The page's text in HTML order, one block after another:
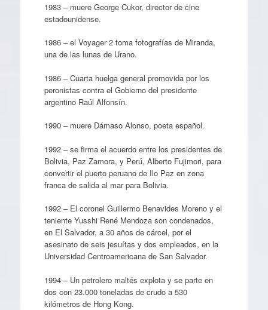
1983 – muere George Cukor, director de cine
estadounidense.
1986 – el Voyager 2 toma fotografías de Miranda,
una de las lunas de Urano.
1986 – Cuarta huelga general promovida por los
peronistas contra el Gobierno del presidente
argentino Raúl Alfonsín.
1990 – muere Dámaso Alonso, poeta español.
1992 – se firma el acuerdo entre los presidentes de
Bolivia, Paz Zamora, y Perú, Alberto Fujimori, para
convertir el puerto peruano de Ilo Paz en zona
franca de salida al mar para Bolivia.
1992 – El coronel Guillermo Benavides Moreno y el
teniente Yusshi René Mendoza son condenados,
en El Salvador, a 30 años de cárcel, por el
asesinato de seis jesuítas y dos empleados, en la
Universidad Centroamericana de San Salvador.
1994 – Un petrolero maltés explota y se parte en
dos con 23.000 toneladas de crudo a 530
kilómetros de Hong Kong.